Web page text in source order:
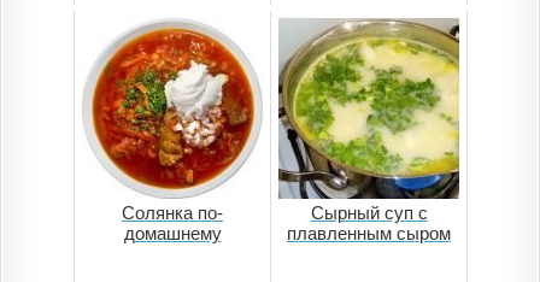
Солянка по-
домашнему
Сырный суп с
плавленным сыром